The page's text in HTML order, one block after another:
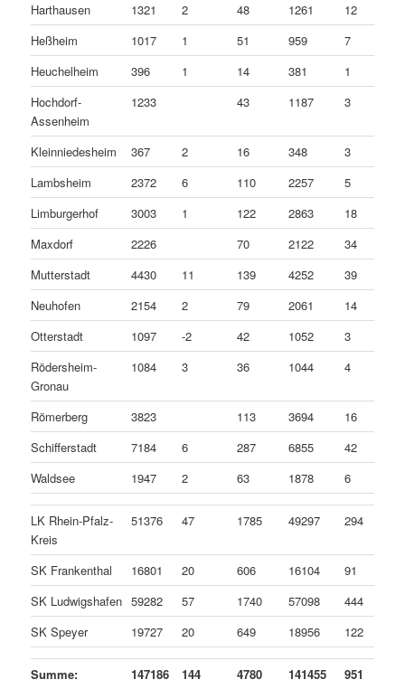
Harthausen
1321 2 48 1261
12
Heßheim
1017 1 51 959
7
Heuchelheim
396 1 14 381
1
Hochdorf-
Assenheim
1233 43 1187 3
Kleinniedesheim 367 2 16 348
3
Lambsheim
2372 6 110 2257
5
Limburgerhof
3003 1 122 2863
18
Maxdorf
2226 70 2122
34
Mutterstadt
4430 11 139 4252
39
Neuhofen
2154 2 79 2061
14
Otterstadt
1097 -2 42 1052
3
Rödersheim-
Gronau
1084 3 36 1044 4
Römerberg 3823 113 3694
16
Schifferstadt
7184 6 287 6855
42
Waldsee
1947 2 63 1878 6
LK Rhein-Pfalz-
Kreis
51376 47 1785 49297 294
SK Frankenthal 16801 20 606 16104
91
SK Ludwigshafen 59282 57 1740 57098
444
SK Speyer
19727 20 649 18956 122
Summe: 147186 144 4780 141455 951